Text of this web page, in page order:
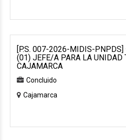
[P.S. 007-2026-MIDIS-PNPDS]
(01) JEFE/A PARA LA UNIDAD
CAJAMARCA
Concluido
Cajamarca